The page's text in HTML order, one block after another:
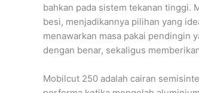
bahkan pada sistem tekanan tinggi.
besi, menjadikannya pilihan yang
menawarkan masa pakai pendingin
dengan benar, sekaligus
Mobilcut 250 adalah cairan